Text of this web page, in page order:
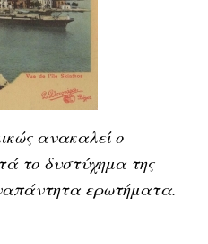
ανακαλεί ο
το δυστύχημα της
ερωτήματα.